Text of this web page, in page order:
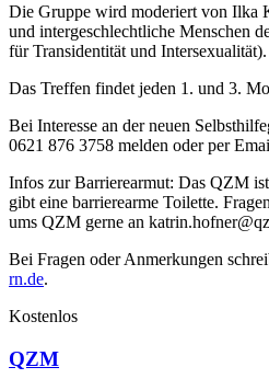
Die Gruppe wird moderiert von Ilka
und intergeschlechtliche Menschen
für Transidentität und Intersexualität).
Das Treffen findet jeden 1. und 3.
Bei Interesse an der neuen
0621 876 3758 melden oder per
Infos zur Barrierearmut: Das QZM
gibt eine barrierearme Toilette.
ums QZM gerne an
Bei Fragen oder Anmerkungen
rn.de.
Kostenlos
QZM